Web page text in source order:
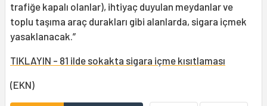
trafiğe kapalı olanlar), ihtiyaç duyulan meydanlar ve
toplu taşıma araç durakları gibi alanlarda, sigara içmek
yasaklanacak.”
TIKLAYIN - 81 ilde sokakta sigara içme kısıtlaması
(EKN)